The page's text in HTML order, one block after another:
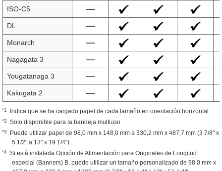
ISO-C5
DL
Monarch
Nagagata 3
Yougatanaga 3
Kakugata 2
*1 Indica que se ha cargado papel de cada tamaño en orientación horizontal.
*2 Solo disponible para la bandeja multiuso.
*3
Puede utilizar papel de 98,0 mm x 148,0 mm a 330,2 mm x 487,7 mm (3 7/8" x
5 1/2" a 13" x 19 1/4").
*4 Si está instalada Opción de Alimentación para Originales de Longitud
especial (Banners) B, puede utilizar un tamaño personalizado de 98,0 mm x